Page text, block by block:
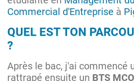
Commercial d'Entreprise à
QUEL EST TON
?
Après le bac, j'ai commencé
rattrapé ensuite un BTS MCO